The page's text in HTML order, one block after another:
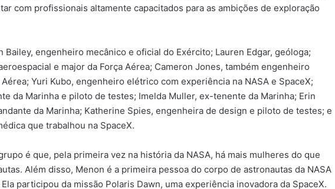
com profissionais altamente capacitados para as ambições de exploração
Bailey, engenheiro mecânico e oficial do Exército; Lauren Edgar, geóloga;
e major da Força Aérea; Cameron Jones, também engenheiro
Yuri Kubo, engenheiro elétrico com experiência na NASA e SpaceX;
da Marinha e piloto de testes; Imelda Muller, ex-tenente da Marinha; Erin
da Marinha; Katherine Spies, engenheira de design e piloto de testes; e
que trabalhou na SpaceX.
é que, pela primeira vez na história da NASA, há mais mulheres do que
Além disso, Menon é a primeira pessoa do corpo de astronautas da NASA
participou da missão Polaris Dawn, uma experiência inovadora da SpaceX.